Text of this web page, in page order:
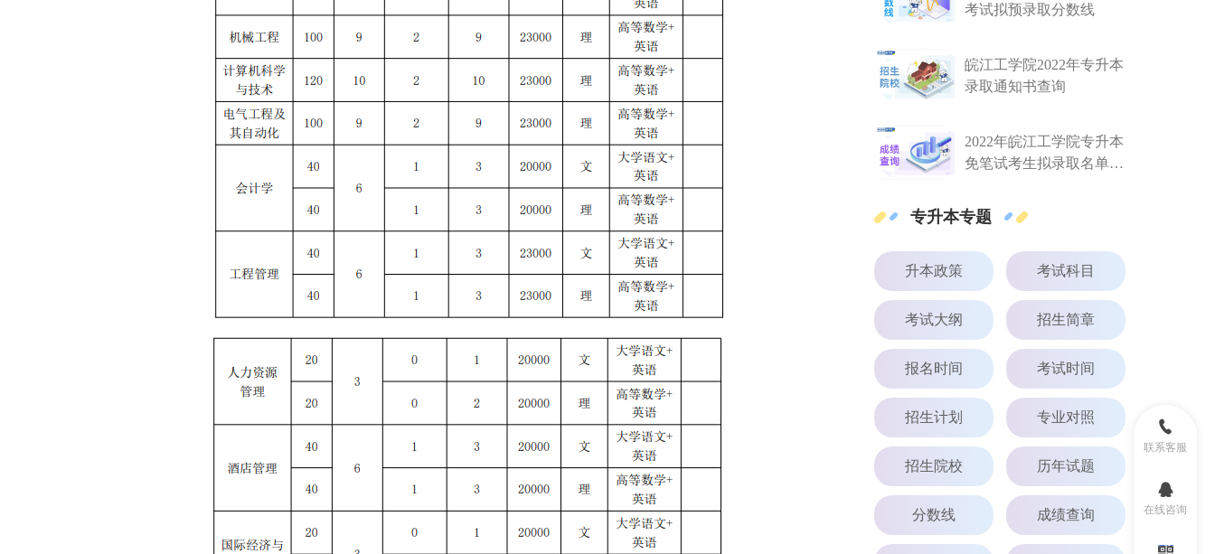
联系客服
在线咨询
考试拟预录取分数线
皖江工学院2022年专升本
录取通知书查询
2022年皖江工学院专升本
免笔试考生拟录取名单公
专升本专题
升本政策 考试科目
考试大纲 招生简章
报名时间 考试时间
招生计划 专业对照
招生院校 历年试题
分数线 成绩查询